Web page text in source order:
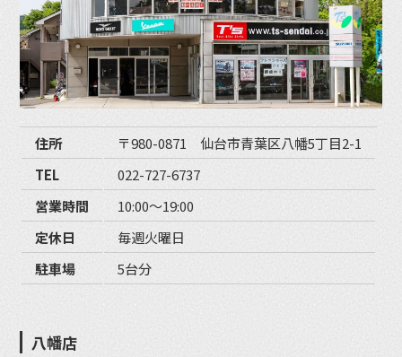
住所
〒980-0871 仙台市青葉区八幡5丁目2-1
TEL
022-727-6737
営業時間
10:00〜19:00
定休日
毎週火曜日
駐車場
5台分
八幡店